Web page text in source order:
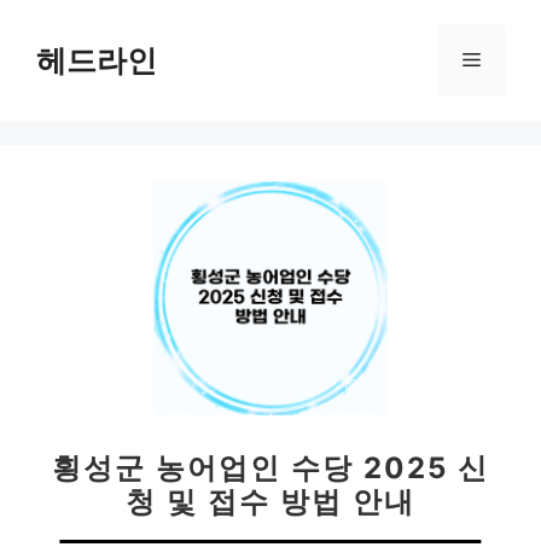
헤드라인 메
횡성군 농어업인 수당 2025 신
청 및 접수 방법 안내